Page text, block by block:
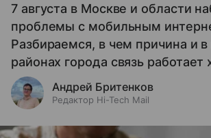
7 августа в Москве и области
проблемы с мобильным
Разбираемся, в чем причина и в
районах города связь работает
Андрей Бритенков
Редактор Hi-Tech Mail